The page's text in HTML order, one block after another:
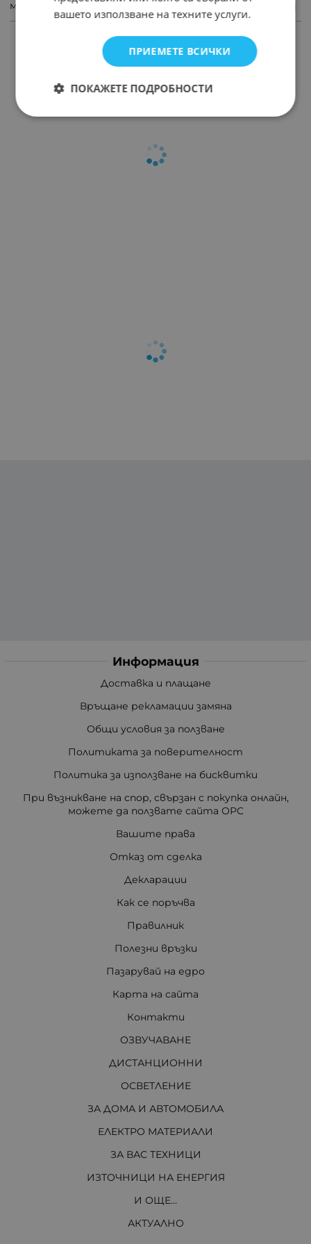
маншон
ПРОДУКТИ С ПОДОБНИ ХАРАКТЕРИСТИКИ
Информация
Доставка и плащане
Връщане рекламации замяна
Общи условия за ползване
Политиката за поверителност
Политика за използване на бисквитки
При възникване на спор, свързан с покупка онлайн,
можете да ползвате сайта ОРС
Вашите права
Отказ от сделка
Декларации
Как се поръчва
Правилник
Полезни връзки
Пазарувай на едро
Карта на сайта
Контакти
ОЗВУЧАВАНЕ
ДИСТАНЦИОННИ
ОСВЕТЛЕНИЕ
ЗА ДОМА И АВТОМОБИЛА
ЕЛЕКТРО МАТЕРИАЛИ
ЗА ВАС ТЕХНИЦИ
ИЗТОЧНИЦИ НА ЕНЕРГИЯ
И ОЩЕ...
АКТУАЛНО
вашето използване на техните услуги.
ПРИЕМЕТЕ ВСИЧКИ
ПОКАЖЕТЕ ПОДРОБНОСТИ